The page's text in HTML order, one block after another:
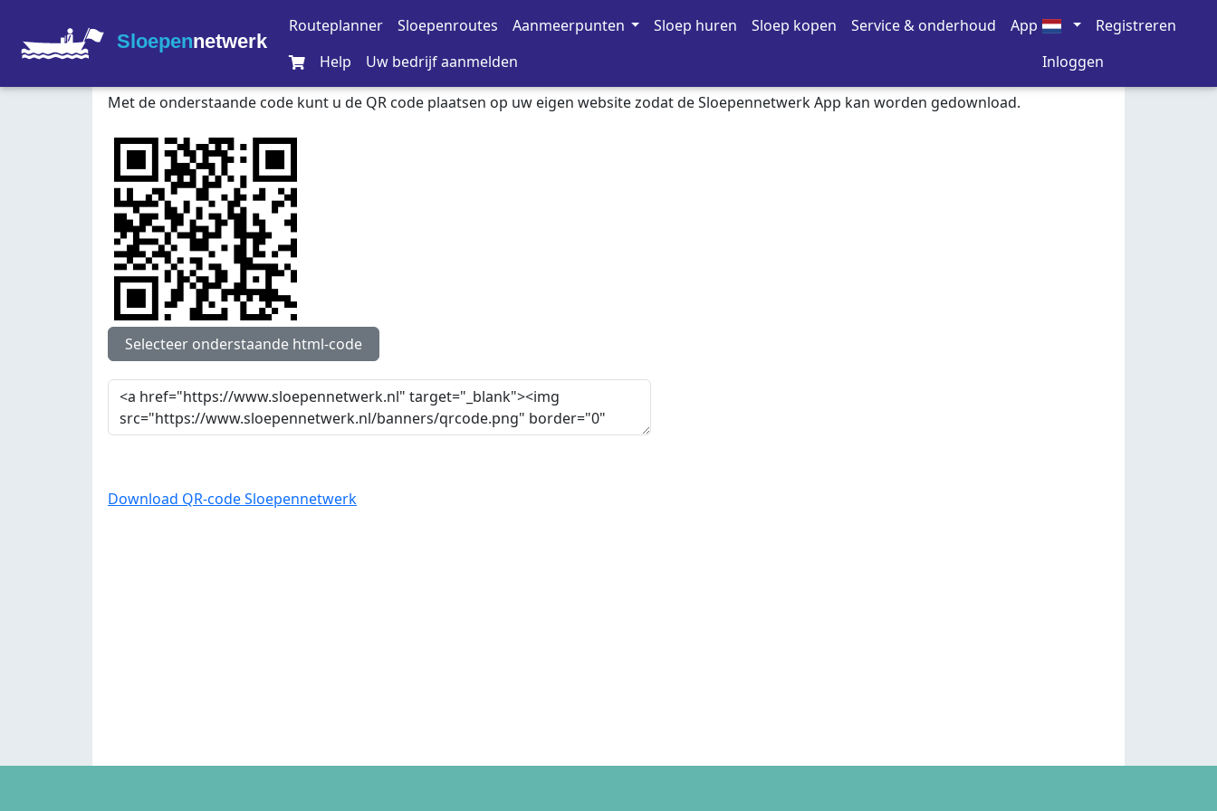
Sloepennetwerk
Routeplanner Sloepenroutes Aanmeerpunten Sloep huren Sloep kopen Service & onderhoud
App
Help
Uw bedrijf aanmelden
Registreren
Inloggen
Met de onderstaande code kunt u de QR code plaatsen op uw eigen website zodat de Sloepennetwerk App kan worden gedownload.
Selecteer onderstaande html-code
Download QR-code Sloepennetwerk